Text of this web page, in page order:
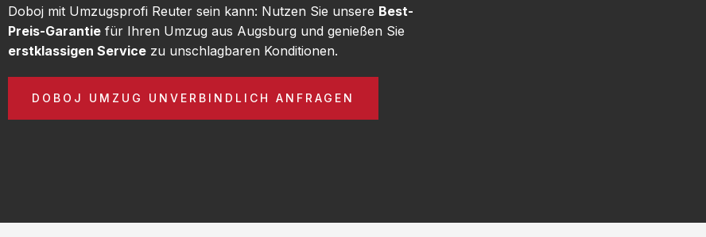
Doboj mit Umzugsprofi Reuter sein kann: Nutzen Sie unsere Best-
Preis-Garantie für Ihren Umzug aus Augsburg und genießen Sie
erstklassigen Service zu unschlagbaren Konditionen.
DOBOJ UMZUG UNVERBINDLICH ANFRAGEN